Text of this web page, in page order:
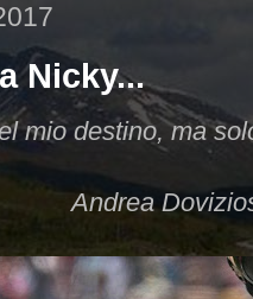
Nicky...
mio destino, ma
Andrea